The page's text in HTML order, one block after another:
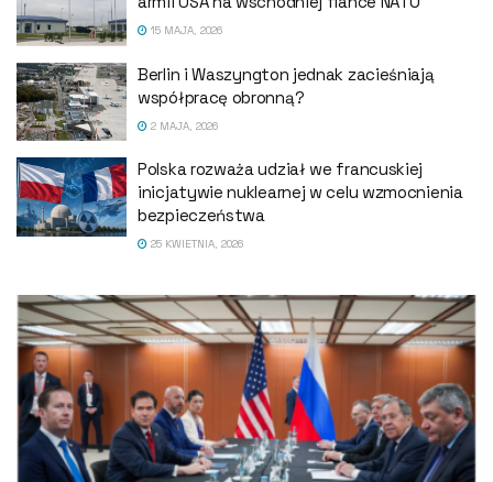
15 MAJA, 2026
Berlin i Waszyngton jednak zacieśniają
współpracę obronną?
2 MAJA, 2026
Polska rozważa udział we francuskiej
inicjatywie nuklearnej w celu wzmocnienia
bezpieczeństwa
25 KWIETNIA, 2026